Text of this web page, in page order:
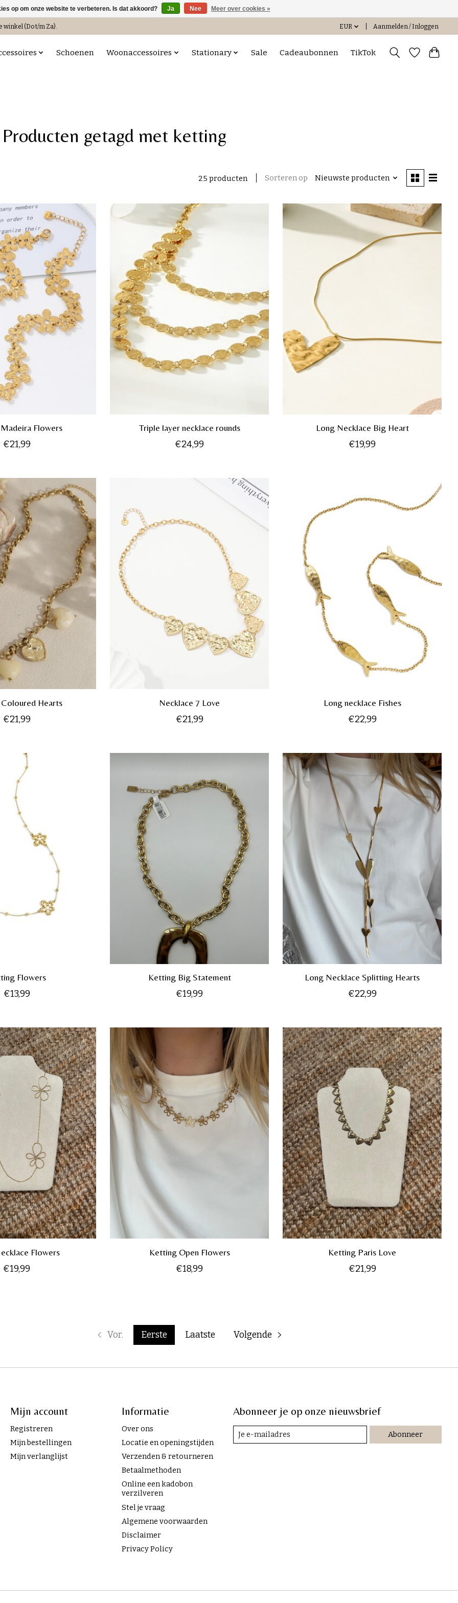
(Do t/m Za). EUR Aanmelden / Inloggen
Schoenen Woonaccessoires Stationary Sale Cadeaubonnen TikTok
Producten getagd met ketting
25 producten Sorteren op Nieuwste producten
Flowers
€21,99
Triple layer necklace rounds
€24,99
Long Necklace Big Heart
€19,99
Hearts
€21,99
Necklace 7 Love
€21,99
Long necklace Fishes
€22,99
Flowers
€13,99
Ketting Big Statement
€19,99
Long Necklace Splitting Hearts
€22,99
Flowers
€19,99
Ketting Open Flowers
€18,99
Ketting Paris Love
€21,99
Vor. Eerste Laatste Volgende
Mijn account
Registreren
Mijn bestellingen
Mijn verlanglijst
Informatie
Over ons
Locatie en openingstijden
Verzenden & retourneren
Betaalmethoden
Online een kadobon
verzilveren
Stel je vraag
Algemene voorwaarden
Disclaimer
Privacy Policy
Abonneer je op onze nieuwsbrief
Abonneer
op om onze website te verbeteren. Is dat akkoord? Ja Nee Meer over cookies »